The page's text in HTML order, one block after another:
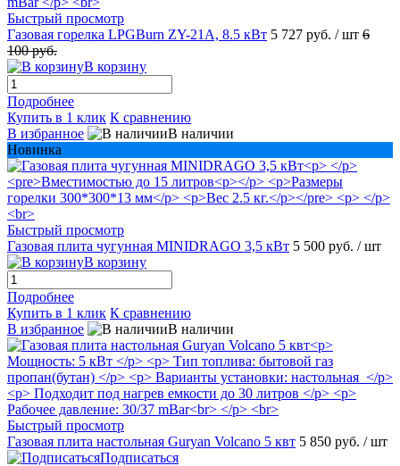
Быстрый просмотр
Газовая горелка LPGBurn ZY-21A, 8.5 кВт 5 727 руб. / шт 6
100 руб.
В корзину
Подробнее
Купить в 1 клик К сравнению
В избранное
В наличии
Новинка
Быстрый просмотр
Газовая плита чугунная MINIDRAGO 3,5 кВт 5 500 руб. / шт
В корзину
Подробнее
Купить в 1 клик К сравнению
В избранное
В наличии
Быстрый просмотр
Газовая плита настольная Guryan Volcano 5 квт 5 850 руб. / шт
Подписаться